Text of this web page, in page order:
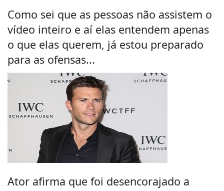
Como sei que as pessoas não assistem o
vídeo inteiro e aí elas entendem apenas
o que elas querem, já estou preparado
para as ofensas...
Ator afirma que foi desencorajado a